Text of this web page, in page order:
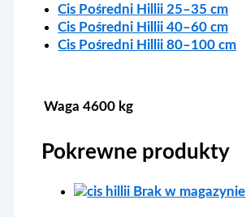
Cis Pośredni Hillii 25–35 cm
Cis Pośredni Hillii 40–60 cm
Cis Pośredni Hillii 80–100 cm
Waga 4600 kg
Pokrewne produkty
Brak w magazynie